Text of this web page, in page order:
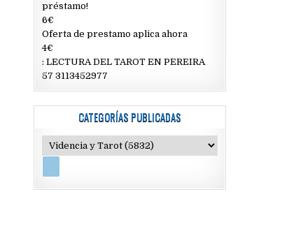
préstamo!
6€
Oferta de prestamo aplica ahora
4€
: LECTURA DEL TAROT EN PEREIRA
57 3113452977
CATEGORÍAS PUBLICADAS